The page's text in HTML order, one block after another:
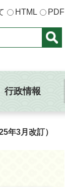
HTML PDF
行政情報
年3月改訂）